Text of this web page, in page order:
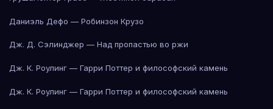
Даниэль Дефо — Робинзон Крузо
Дж. Д. Сэлинджер — Над пропастью во ржи
Дж. К. Роулинг — Гарри Поттер и философский камень
Дж. К. Роулинг — Гарри Поттер и философский камень